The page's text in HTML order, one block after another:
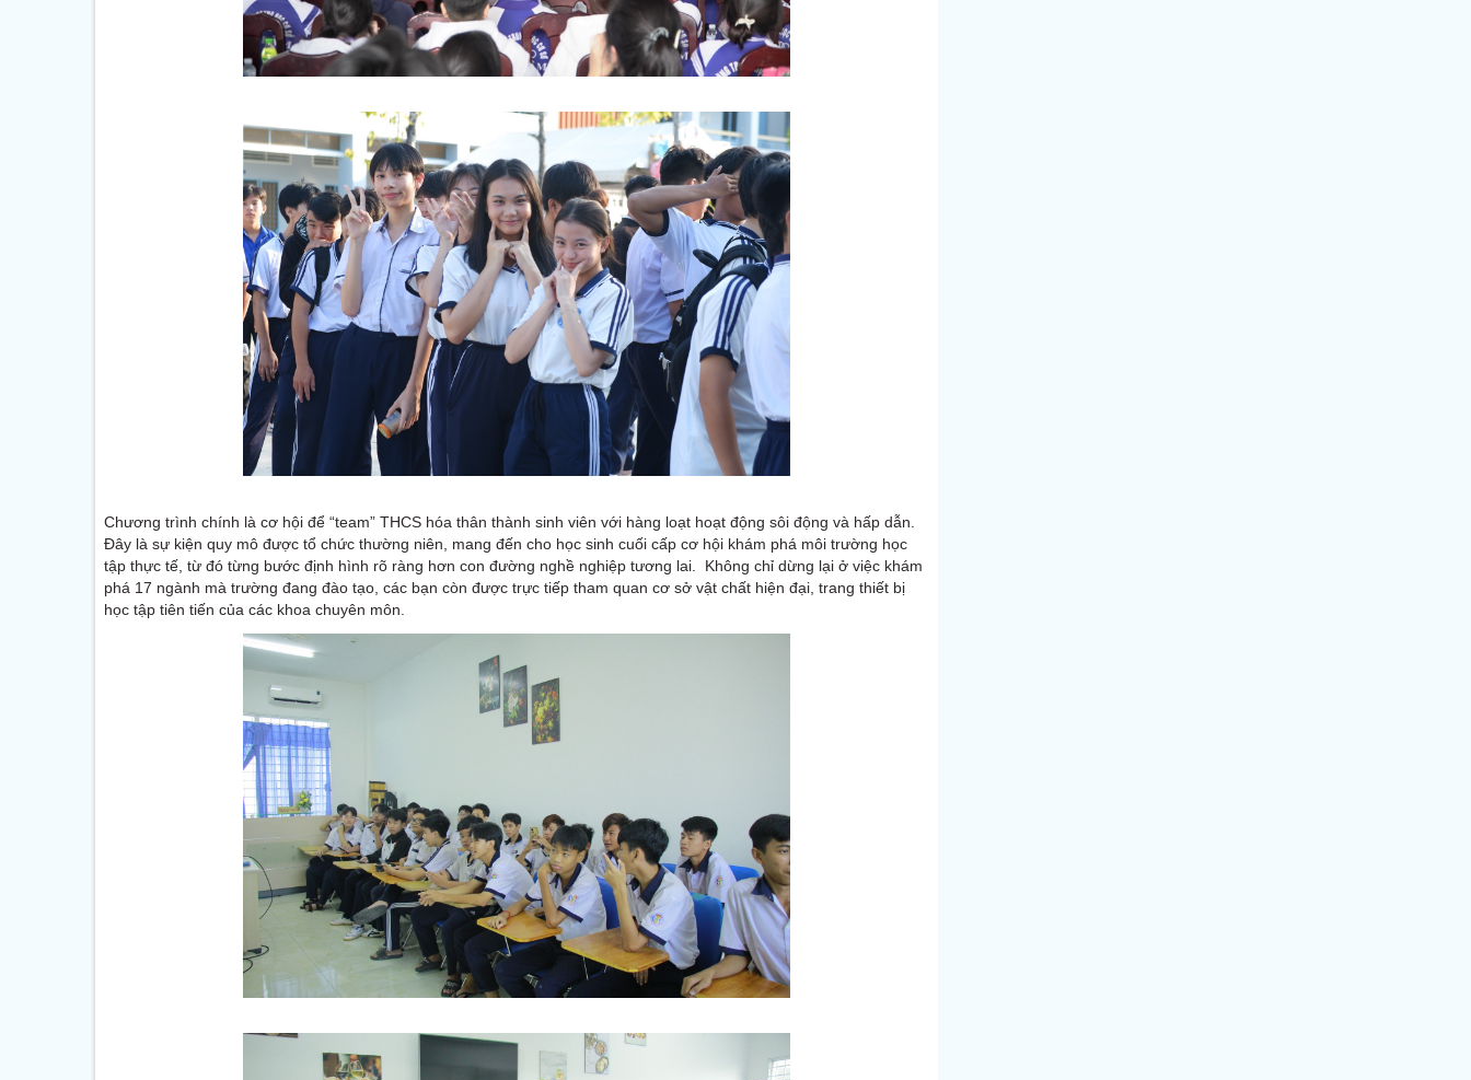
Chương trình chính là cơ hội để “team” THCS hóa thân thành sinh viên với hàng loạt hoạt động sôi động và hấp dẫn.
Đây là sự kiện quy mô được tổ chức thường niên, mang đến cho học sinh cuối cấp cơ hội khám phá môi trường học
tập thực tế, từ đó từng bước định hình rõ ràng hơn con đường nghề nghiệp tương lai. Không chỉ dừng lại ở việc khám
phá 17 ngành mà trường đang đào tạo, các bạn còn được trực tiếp tham quan cơ sở vật chất hiện đại, trang thiết bị
học tập tiên tiến của các khoa chuyên môn.